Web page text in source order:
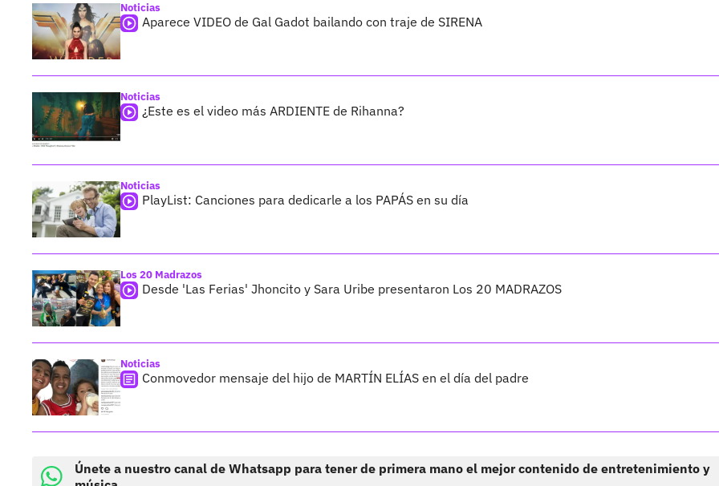
Noticias
Aparece VIDEO de Gal Gadot bailando con traje de SIRENA
Noticias
¿Este es el video más ARDIENTE de Rihanna?
Noticias
PlayList: Canciones para dedicarle a los PAPÁS en su día
Los 20 Madrazos
Desde 'Las Ferias' Jhoncito y Sara Uribe presentaron Los 20 MADRAZOS
Noticias
Conmovedor mensaje del hijo de MARTÍN ELÍAS en el día del padre
Únete a nuestro canal de Whatsapp para tener de primera mano el mejor contenido de entretenimiento y